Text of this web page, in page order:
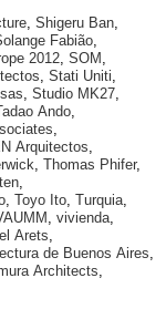
, Shigeru Ban,
Fabião,
2012, SOM ,
, Stati Uniti,
, Studio MK27,
Ando,
,
Arquitectos,
, Thomas Phifer,
,
, Toyo Ito, Turquia,
, vivienda,
Arets,
de Buenos Aires,
Architects,